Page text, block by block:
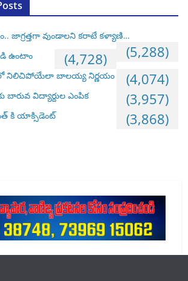
జాగ్రత్తగా వుండాలని కరాటే కళ్యాణి…
(5,288)
ఉంటాం (4,728)
నిలిచిపోయేలా బాలయ్య నిర్ణయం (4,074)
బారువ విద్యార్దుల ఎంపిక (3,957)
కి యాక్సిడెంట్ (3,868)